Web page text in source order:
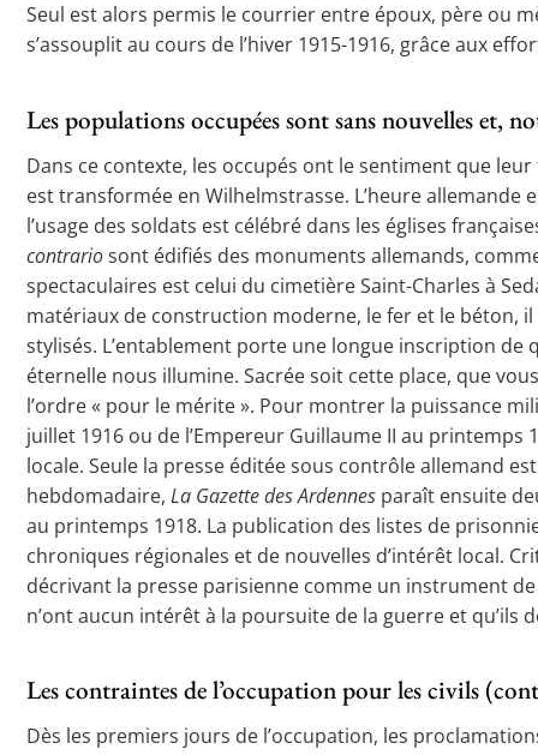
Seul est alors permis le courrier entre époux, père ou
s’assouplit au cours de l’hiver 1915-1916, grâce aux
Les populations occupées sont sans nouvelles et,
Dans ce contexte, les occupés ont le sentiment que
est transformée en Wilhelmstrasse. L’heure
l’usage des soldats est célébré dans les églises
contrariosont édifiés des monuments allemands,
spectaculaires est celui du cimetière Saint-Charles à
matériaux de construction moderne, le fer et le béton,
stylisés. L’entablement porte une longue inscription
éternelle nous illumine. Sacrée soit cette place, que
l’ordre « pour le mérite ». Pour montrer la puissance
juillet 1916 ou de l’Empereur Guillaume II au
locale. Seule la presse éditée sous contrôle allemand
hebdomadaire,La Gazette des Ardennes paraît ensuite
au printemps 1918. La publication des listes de
chroniques régionales et de nouvelles d’intérêt local.
décrivant la presse parisienne comme un instrument
n’ont aucun intérêt à la poursuite de la guerre et
Les contraintes de l’occupation pour les civils
Dès les premiers jours de l’occupation, les